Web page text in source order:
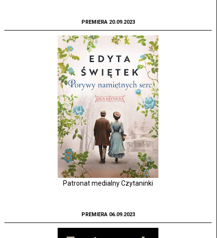
PREMIERA 20.09.2023
Patronat medialny Czytaninki
PREMIERA 06.09.2023